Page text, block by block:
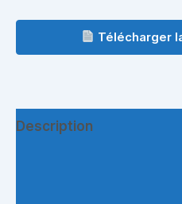
Télécharger
Description